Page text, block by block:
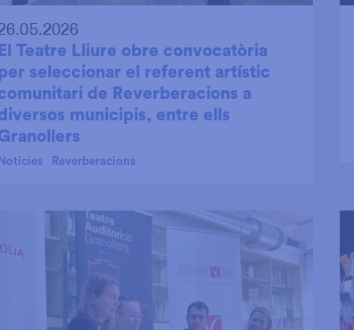
El Teatre Lliure obre convocatòria
seleccionar el referent artístic
de Reverberacions a
municipis, entre ells
Noticies Reverberacions